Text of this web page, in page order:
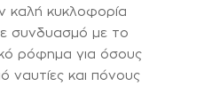
καλή κυκλοφορία
συνδυασμό με το
ρόφημα για όσους
ναυτίες και πόνους